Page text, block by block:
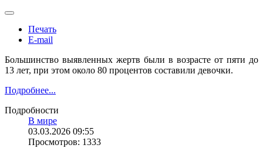
Печать
E-mail
Большинство выявленных жертв были в возрасте от пяти до
13 лет, при этом около 80 процентов составили девочки.
Подробнее...
Подробности
В мире
03.03.2026 09:55
Просмотров: 1333